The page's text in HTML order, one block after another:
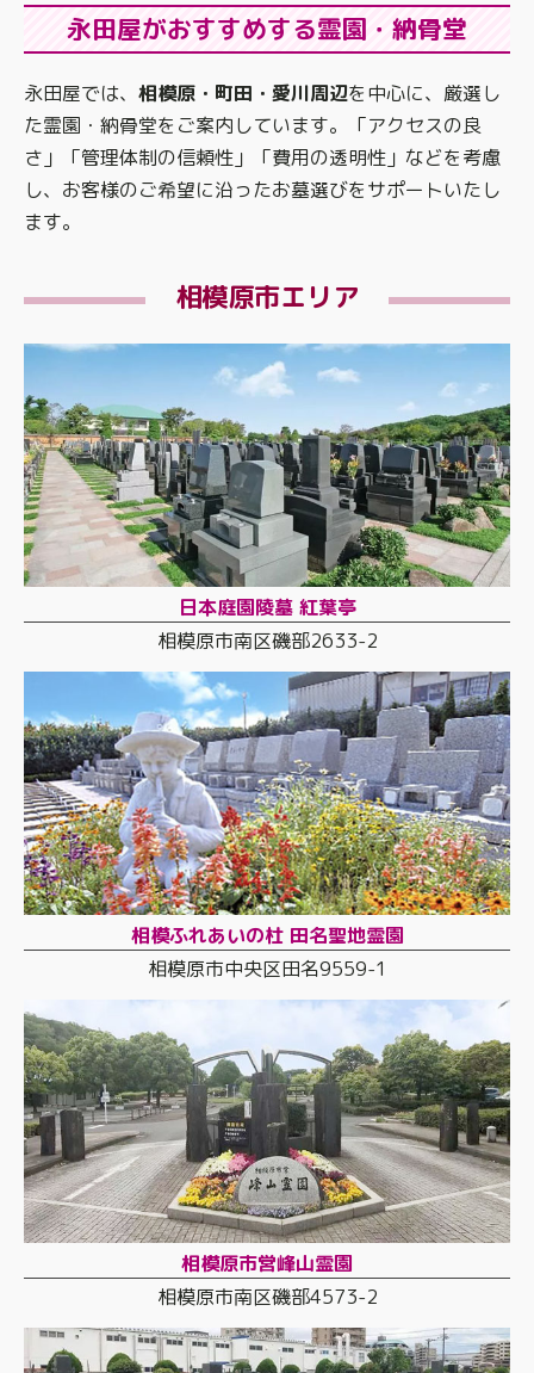
永田屋がおすすめする霊園・納骨堂
永田屋では、 相模原・町田・愛川周辺を中心に、厳選し
た霊園・納骨堂をご案内しています。「アクセスの良
さ」「管理体制の信頼性」「費用の透明性」などを考慮
し、お客様のご希望に沿ったお墓選びをサポートいたし
ます。
相模原市エリア
日本庭園陵墓 紅葉亭
相模原市南区磯部2633-2
相模ふれあいの杜 田名聖地霊園
相模原市中央区田名9559-1
相模原市営峰山霊園
相模原市南区磯部4573-2